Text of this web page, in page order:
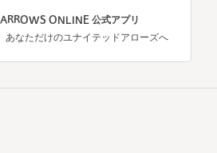
ONLINE 公式アプリ
あなただけのユナイテッドアローズへ